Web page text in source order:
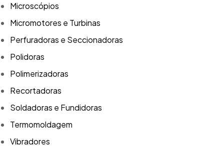
Microscópios
Micromotores e Turbinas
Perfuradoras e Seccionadoras
Polidoras
Polimerizadoras
Recortadoras
Soldadoras e Fundidoras
Termomoldagem
Vibradores